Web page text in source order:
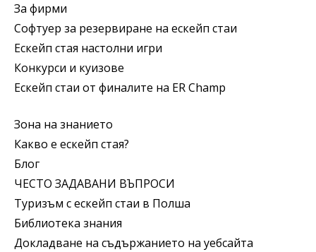
За фирми
Софтуер за резервиране на ескейп стаи
Ескейп стая настолни игри
Конкурси и куизове
Ескейп стаи от финалите на ER Champ
Зона на знанието
Какво е ескейп стая?
Блог
ЧЕСТО ЗАДАВАНИ ВЪПРОСИ
Туризъм с ескейп стаи в Полша
Библиотека знания
Докладване на съдържанието на уебсайта